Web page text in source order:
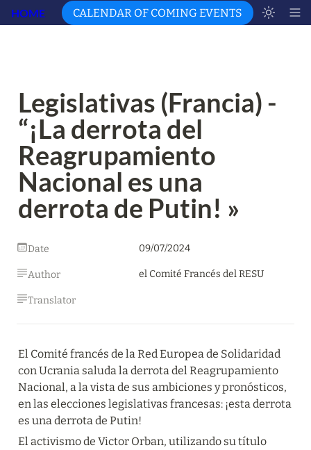
HOME CALENDAR OF COMING EVENTS
Legislativas (Francia) -
“¡La derrota del
Reagrupamiento
Nacional es una
derrota de Putin! »
Date 09/07/2024
Author el Comité Francés del RESU
Translator
El Comité francés de la Red Europea de Solidaridad
con Ucrania saluda la derrota del Reagrupamiento
Nacional, a la vista de sus ambiciones y pronósticos,
en las elecciones legislativas francesas: ¡esta derrota
es una derrota de Putin!
El activismo de Victor Orban, utilizando su título